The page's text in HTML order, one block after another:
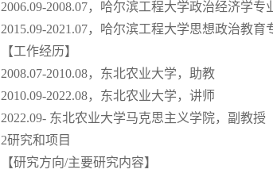
2006.09-2008.07，哈尔滨工程大学政治经济学专
2015.09-2021.07，哈尔滨工程大学思想政治教育
【工作经历】
2008.07-2010.08，东北农业大学，助教
2010.09-2022.08，东北农业大学，讲师
2022.09- 东北农业大学马克思主义学院，副教授
2研究和项目
【研究方向/主要研究内容】